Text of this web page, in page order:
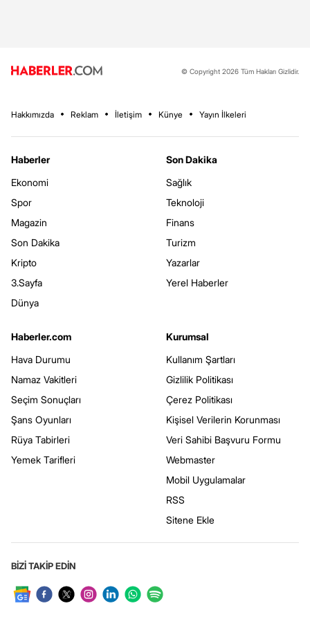
© Copyright 2026 Tüm Hakları Gizlidir.
Hakkımızda Reklam İletişim Künye Yayın İlkeleri
Haberler
Ekonomi
Spor
Magazin
Son Dakika
Kripto
3.Sayfa
Dünya
Son Dakika
Sağlık
Teknoloji
Finans
Turizm
Yazarlar
Yerel Haberler
Haberler.com
Hava Durumu
Namaz Vakitleri
Seçim Sonuçları
Şans Oyunları
Rüya Tabirleri
Yemek Tarifleri
Kurumsal
Kullanım Şartları
Gizlilik Politikası
Çerez Politikası
Kişisel Verilerin Korunması
Veri Sahibi Başvuru Formu
Webmaster
Mobil Uygulamalar
RSS
Sitene Ekle
BİZİ TAKİP EDİN